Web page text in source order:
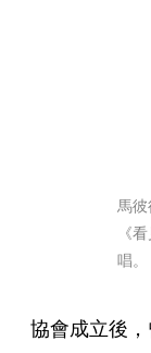
馬
《
唱。
協會成立後